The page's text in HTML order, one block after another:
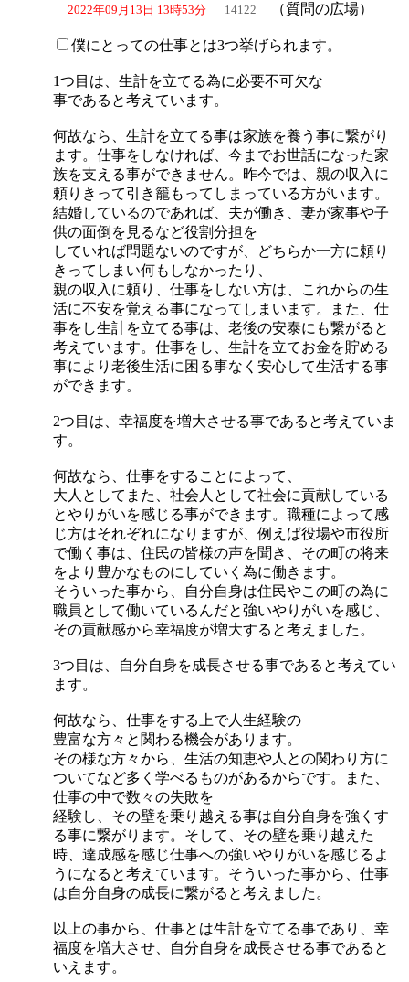
2022年09月13日 13時53分 14122 （質問の広場）
僕にとっての仕事とは3つ挙げられます。
1つ目は、生計を立てる為に必要不可欠な
事であると考えています。
何故なら、生計を立てる事は家族を養う事に繋がり
ます。仕事をしなければ、今までお世話になった家
族を支える事ができません。昨今では、親の収入に
頼りきって引き籠もってしまっている方がいます。
結婚しているのであれば、夫が働き、妻が家事や子
供の面倒を見るなど役割分担を
していれば問題ないのですが、どちらか一方に頼り
きってしまい何もしなかったり、
親の収入に頼り、仕事をしない方は、これからの生
活に不安を覚える事になってしまいます。また、仕
事をし生計を立てる事は、老後の安泰にも繋がると
考えています。仕事をし、生計を立てお金を貯める
事により老後生活に困る事なく安心して生活する事
ができます。
2つ目は、幸福度を増大させる事であると考えていま
す。
何故なら、仕事をすることによって、
大人としてまた、社会人として社会に貢献している
とやりがいを感じる事ができます。職種によって感
じ方はそれぞれになりますが、例えば役場や市役所
で働く事は、住民の皆様の声を聞き、その町の将来
をより豊かなものにしていく為に働きます。
そういった事から、自分自身は住民やこの町の為に
職員として働いているんだと強いやりがいを感じ、
その貢献感から幸福度が増大すると考えました。
3つ目は、自分自身を成長させる事であると考えてい
ます。
何故なら、仕事をする上で人生経験の
豊富な方々と関わる機会があります。
その様な方々から、生活の知恵や人との関わり方に
ついてなど多く学べるものがあるからです。また、
仕事の中で数々の失敗を
経験し、その壁を乗り越える事は自分自身を強くす
る事に繋がります。そして、その壁を乗り越えた
時、達成感を感じ仕事への強いやりがいを感じるよ
うになると考えています。そういった事から、仕事
は自分自身の成長に繋がると考えました。
以上の事から、仕事とは生計を立てる事であり、幸
福度を増大させ、自分自身を成長させる事であると
いえます。